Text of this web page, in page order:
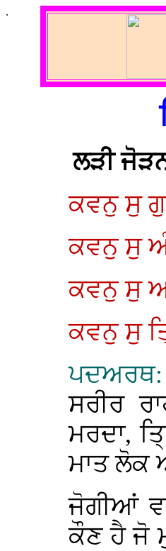
.
ਲੜੀ
ਕਵਨੁ ਸੁ
ਕਵਨੁ ਸੁ
ਕਵਨੁ ਸੁ
ਕਵਨੁ ਸੁ
ਸਰੀਰ
ਮਰਦਾ,
ਮਾਤ ਲੋਕ
ਜੋਗੀਆਂ
ਕੌਣ ਹੈ ਜੋ